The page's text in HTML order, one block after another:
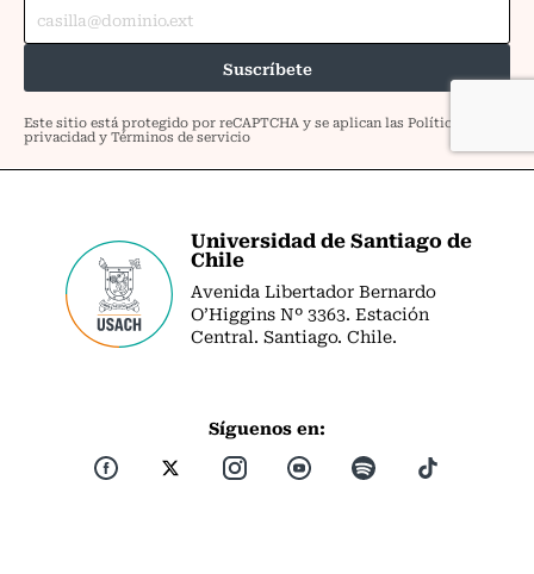
Universidad de Santiago de
Chile
Avenida Libertador Bernardo
O’Higgins Nº 3363. Estación
Central. Santiago. Chile.
Síguenos en: